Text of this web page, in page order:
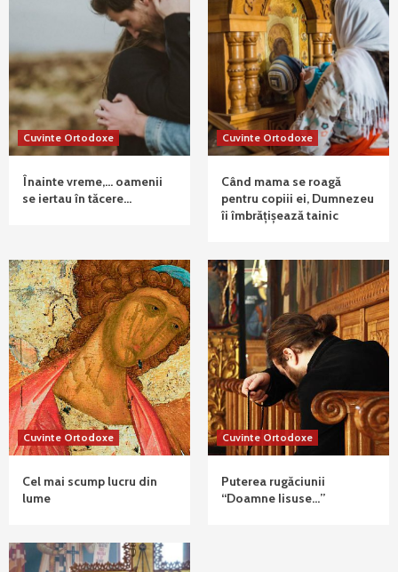
Cuvinte Ortodoxe
Înainte vreme,… oamenii
se iertau în tăcere…
Cuvinte Ortodoxe
Când mama se roagă
pentru copiii ei, Dumnezeu
îi îmbrățișează tainic
Cuvinte Ortodoxe
Cel mai scump lucru din
lume
Cuvinte Ortodoxe
Puterea rugăciunii
“Doamne Iisuse…”